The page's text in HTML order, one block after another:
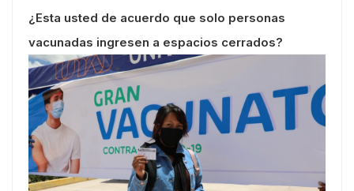
¿Esta usted de acuerdo que solo personas
vacunadas ingresen a espacios cerrados?